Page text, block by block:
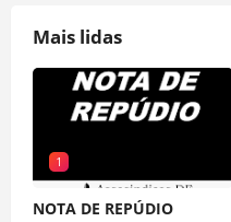
Mais lidas
1
NOTA DE REPÚDIO